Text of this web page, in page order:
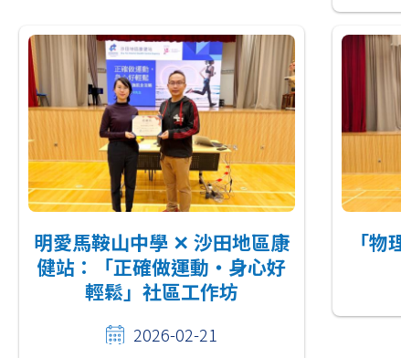
明愛馬鞍山中學 ✕ 沙田地區康
健站：「正確做運動‧身心好
輕鬆」社區工作坊
2026-02-21
「